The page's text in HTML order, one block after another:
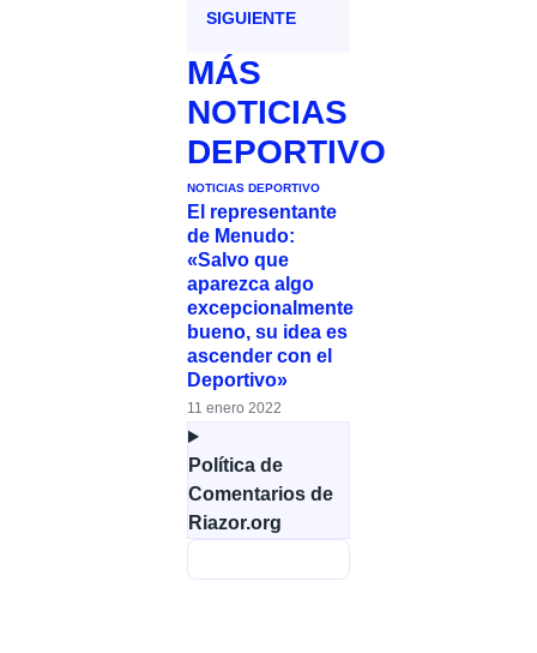
SIGUIENTE
MÁS
NOTICIAS
DEPORTIVO
NOTICIAS DEPORTIVO
El representante
de Menudo:
«Salvo que
aparezca algo
excepcionalmente
bueno, su idea es
ascender con el
Deportivo»
11 enero 2022
Política de
Comentarios de
Riazor.org